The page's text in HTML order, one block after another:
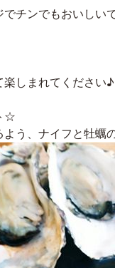
チンでもおいしい
しまれてください♪
☆
う、ナイフと牡蠣